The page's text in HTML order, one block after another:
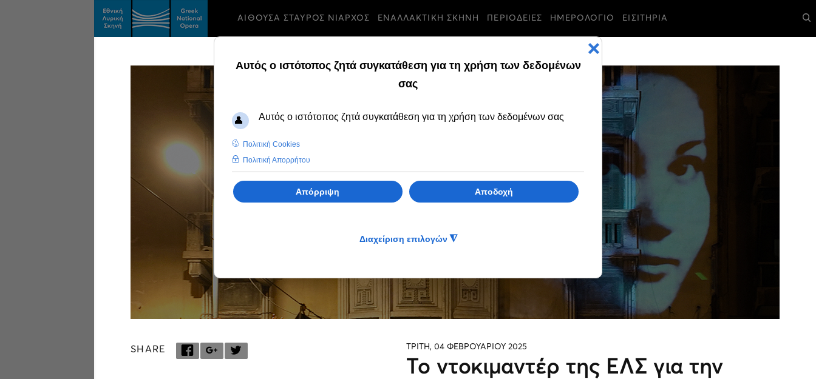
ΑΙΘΟΥΣΑ ΣΤΑΥΡΟΣ ΝΙΑΡΧΟΣ ΕΝΑΛΛΑΚΤΙΚΗ ΣΚΗΝΗ ΠΕΡΙΟΔΕΙΕΣ ΗΜΕΡΟΛΟΓΙΟ ΕΙΣΙΤΗΡΙΑ
SHARE ΤΡΙΤΗ, 04 ΦΕΒΡΟΥΑΡΙΟΥ 2025
Το ντοκιμαντέρ της ΕΛΣ για την